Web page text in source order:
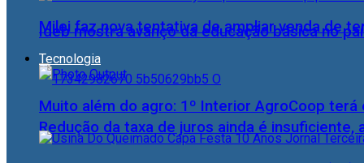
Ideb mostra avanço da educação básica no
Redução da taxa de juros ainda é insuficiente,
Milei faz nova tentativa de ampliar venda de
Tecnologia
Muito além do agro: 1º Interior AgroCoop